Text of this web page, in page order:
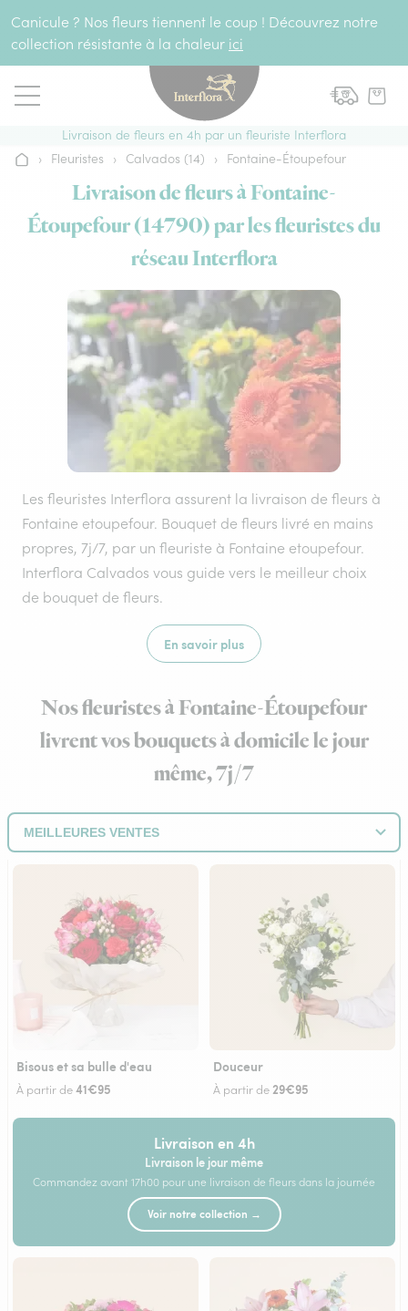
Canicule ? Nos fleurs tiennent le coup ! Découvrez notre
collection résistante à la chaleur ici
Livraison de fleurs en 4h par un fleuriste Interflora
Accueil
› Fleuristes › Calvados (14) › Fontaine-Étoupefour
Livraison de fleurs à Fontaine-
Étoupefour (14790) par les fleuristes du
réseau Interflora
Les fleuristes Interflora assurent la livraison de fleurs à
Fontaine etoupefour. Bouquet de fleurs livré en mains
propres, 7j/7, par un fleuriste à Fontaine etoupefour.
Interflora Calvados vous guide vers le meilleur choix
de bouquet de fleurs.
En savoir plus
Nos fleuristes à Fontaine-Étoupefour
livrent vos bouquets à domicile le jour
même, 7j/7
Bisous et sa bulle d'eau
À partir de41€95
Douceur
À partir de29€95
Livraison en 4h
Livraison le jour même
Commandez avant 17h00 pour une livraison de fleurs dans la journée
Voir notre collection →